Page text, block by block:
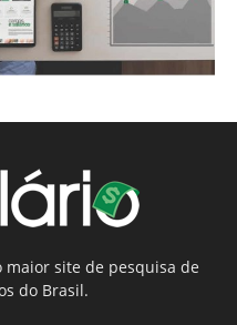
maior site de pesquisa de
do Brasil.